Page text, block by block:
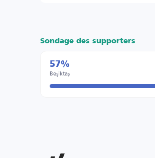
Sondage des supporters
57%
Beşiktaş